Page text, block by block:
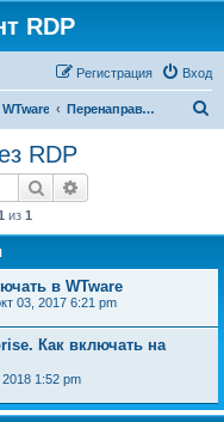
RDP
Вход
Регистрация
Перенаправление USB через RDP
RDP
Поиск
из 1
в WTware
03, 2017 6:21 pm
Как включать на
1:52 pm